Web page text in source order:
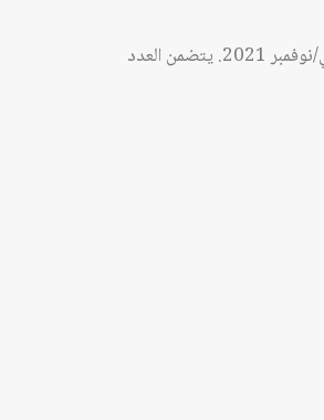
الخاص بشهر تشرين الثاني/نوفمبر 2021. يتضمن العدد